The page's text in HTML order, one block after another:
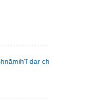
dar chahār pardih